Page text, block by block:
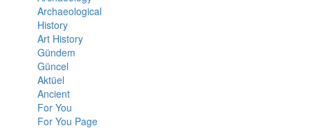
Archaeological
History
Art History
Gündem
Güncel
Aktüel
Ancient
For You
For You Page